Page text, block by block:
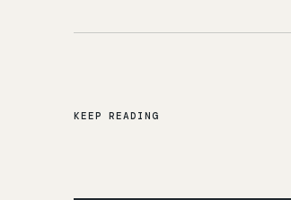
KEEP READING